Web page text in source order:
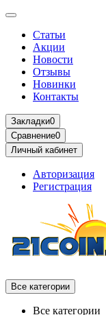
Статьи
Акции
Новости
Отзывы
Новинки
Контакты
Закладки0
Сравнение0
Личный кабинет
Авторизация
Регистрация
Все категории
Все категории